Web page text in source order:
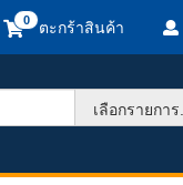
ตะกร้าสินค้า